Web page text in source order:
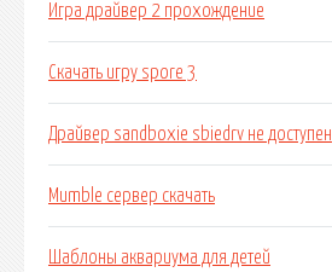
Игра драйвер 2 прохождение
Скачать игру spore 3
Драйвер sandboxie sbiedrv не доступен
Mumble сервер скачать
Шаблоны аквариума для детей